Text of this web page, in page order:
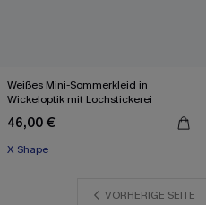
Weißes Mini-Sommerkleid in
Wickeloptik mit Lochstickerei
46,00 €
X-Shape
VORHERIGE SEITE